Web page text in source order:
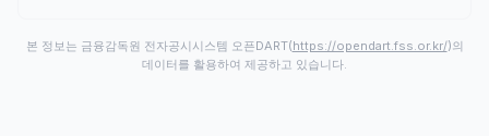
본 정보는 금융감독원 전자공시시스템 오픈DART(https://opendart.fss.or.kr/)의
데이터를 활용하여 제공하고 있습니다.